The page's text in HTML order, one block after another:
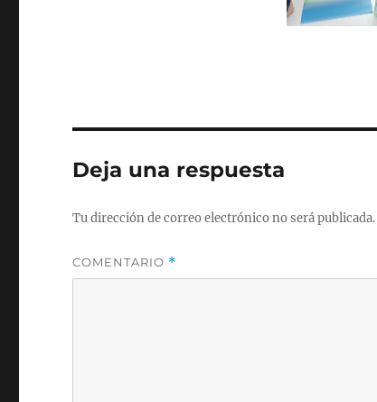
Deja una respuesta
Tu dirección de correo electrónico no será publicada.
COMENTARIO *